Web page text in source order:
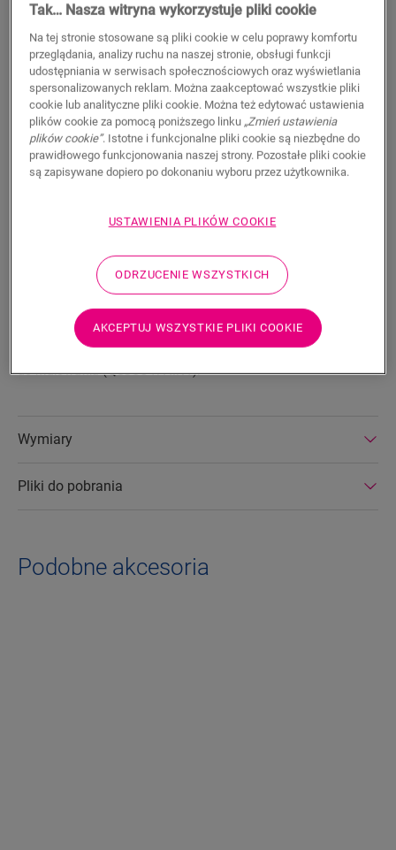
11,50
Sugerowana cena brutto
WYSZUKAJ
dopasowana do koloru podłogi. Listwa przypodłogowa może
być również przydatna jako wykończenie w połączeniu z
istniejącymi listwami. Łatwy montaż za pomocą kleju One4All.
Aby uzyskać wodoszczelne wykończenie, można połączyć ją z
paskami piankowymi Foamstrip, Hydrokit i Hydrostrip. Listwa
przypodłogowa Scotia dostępna jest również w białej wersji
do malowania (QSSCOTPAINT).
Wymiary
Pliki do pobrania
Podobne akcesoria
Tak… Nasza witryna wykorzystuje pliki cookie
Na tej stronie stosowane są pliki cookie w celu poprawy komfortu
przeglądania, analizy ruchu na naszej stronie, obsługi funkcji
udostępniania w serwisach społecznościowych oraz wyświetlania
spersonalizowanych reklam. Można zaakceptować wszystkie pliki
cookie lub analityczne pliki cookie. Można też edytować ustawienia
plików cookie za pomocą poniższego linku „Zmień ustawienia
plików cookie”. Istotne i funkcjonalne pliki cookie są niezbędne do
prawidłowego funkcjonowania naszej strony. Pozostałe pliki cookie
są zapisywane dopiero po dokonaniu wyboru przez użytkownika.
USTAWIENIA PLIKÓW COOKIE
ODRZUCENIE WSZYSTKICH
AKCEPTUJ WSZYSTKIE PLIKI COOKIE